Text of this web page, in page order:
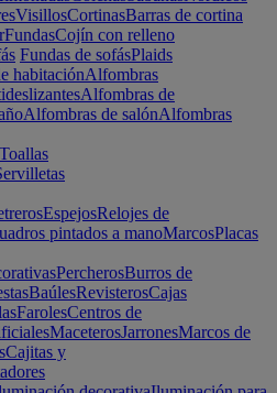
VisillosCortinasBarras de cortina
FundasCojín con relleno
Fundas de sofásPlaids
habitaciónAlfombras
Alfombras de
Alfombras de salónAlfombras
Toallas
EspejosRelojes de
pintados a manoMarcosPlacas
PercherosBurros de
BaúlesRevisterosCajas
FarolesCentros de
MaceterosJarronesMarcos de
Cajitas y